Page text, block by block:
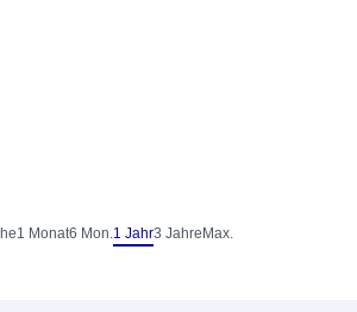
1 Monat6 Mon.1 Jahr3 Jahre Max.